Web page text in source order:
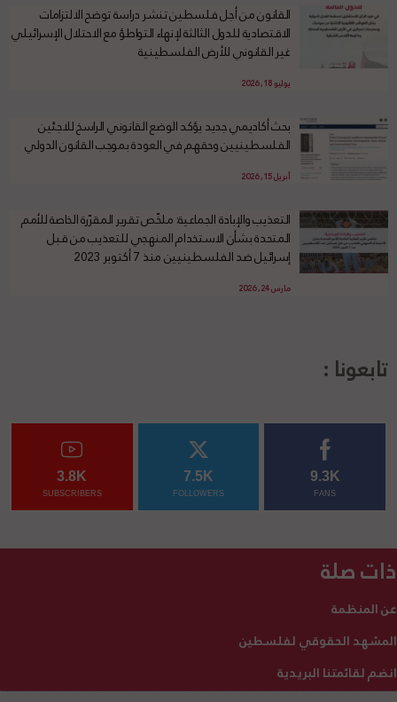
القانون من أجل فلسطين تنشر دراسة توضح الالتزامات
الاقتصادية للدول الثالثة لإنهاء التواطؤ مع الاحتلال الإسرائيلي
غير القانوني للأرض الفلسطينية
يوليو 18, 2026
بحث أكاديمي جديد يؤكد الوضع القانوني الراسخ للاجئين
الفلسطينيين وحقهم في العودة بموجب القانون الدولي
أبريل 15, 2026
التعذيب والإبادة الجماعية: ملخّص تقرير المقرّرة الخاصة للأمم
المتحدة بشأن الاستخدام المنهجي للتعذيب من قبل
إسرائيل ضد الفلسطينيين منذ 7 أكتوبر 2023
مارس 24, 2026
تابعونا :
9.3K
FANS
7.5K
FOLLOWERS
3.8K
SUBSCRIBERS
ذات صلة
عن المنظمة
المشهد الحقوقي لفلسطين
انضم لقائمتنا البريدية